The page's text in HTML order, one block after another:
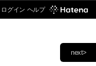
ログイン ヘルプ
next>